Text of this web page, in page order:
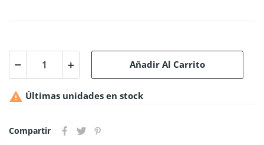
Añadir Al Carrito
 Últimas unidades en stock
Compartir